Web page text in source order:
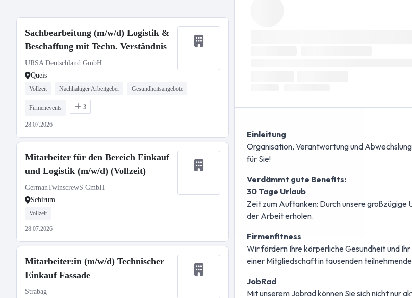
Sachbearbeitung (m/w/d) Logistik &
Beschaffung mit Techn. Verständnis
URSA Deutschland GmbH
Queis
Vollzeit Nachhaltiger Arbeitgeber Gesundheitsangebote
Firmenevents 3
28.07.2026
Mitarbeiter für den Bereich Einkauf
und Logistik (m/w/d) (Vollzeit)
GermanTwinscrewS GmbH
Schirum
Vollzeit
28.07.2026
Mitarbeiter:in (m/w/d) Technischer
Einkauf Fassade
Strabag